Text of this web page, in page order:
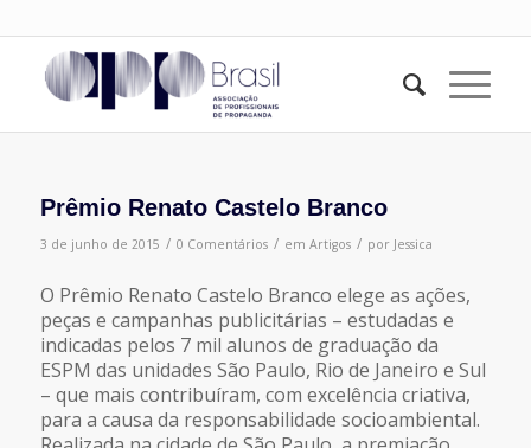
Prêmio Renato Castelo Branco
3 de junho de 2015 / 0 Comentários / em Artigos / por Jessica
O Prêmio Renato Castelo Branco elege as ações,
peças e campanhas publicitárias – estudadas e
indicadas pelos 7 mil alunos de graduação da
ESPM das unidades São Paulo, Rio de Janeiro e Sul
– que mais contribuíram, com excelência criativa,
para a causa da responsabilidade socioambiental.